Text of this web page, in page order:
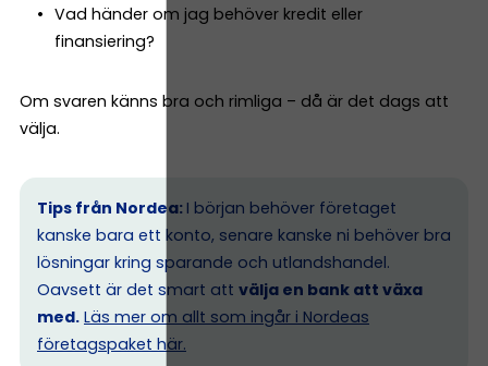
Vad händer om jag behöver kredit eller
finansiering?
Om svaren känns bra och rimliga – då är det dags att
välja.
Tips från Nordea: I början behöver företaget
kanske bara ett konto, senare kanske ni behöver bra
lösningar kring sparande och utlandshandel.
Oavsett är det smart att välja en bank att växa
med. Läs mer om allt som ingår i Nordeas
företagspaket här.